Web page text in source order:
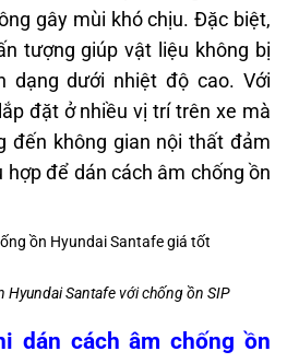
gây mùi khó chịu. Đặc biệt,
tượng giúp vật liệu không bị
dạng dưới nhiệt độ cao. Với
đặt ở nhiều vị trí trên xe mà
đến không gian nội thất đảm
hợp để dán cách âm chống ồn
Hyundai Santafe với chống ồn SIP
dán cách âm chống ồn